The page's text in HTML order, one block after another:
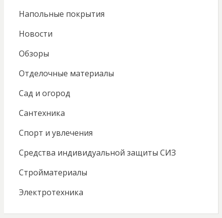
Напольные покрытия
Новости
Обзоры
Отделочные материалы
Сад и огород
Сантехника
Спорт и увлечения
Средства индивидуальной защиты СИЗ
Стройматериалы
Электротехника